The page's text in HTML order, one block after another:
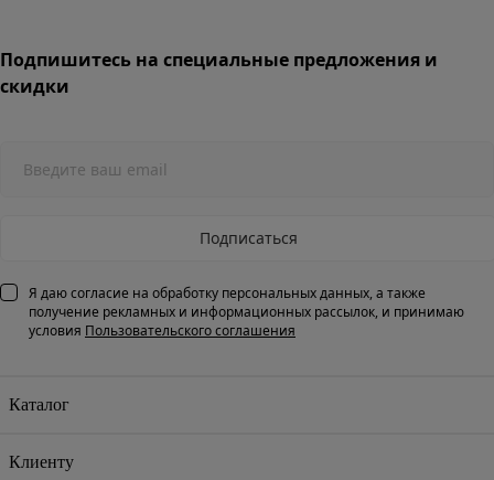
Каталог
Клиенту
Подпишитесь на специальные предложения и
скидки
Подписаться
Я даю согласие на обработку персональных данных, а также
получение рекламных и информационных рассылок, и принимаю
условия Пользовательского соглашения